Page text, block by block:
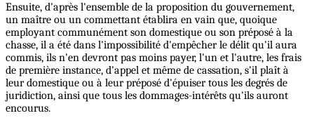
Ensuite, d'après l'ensemble de la proposition du gouvernement,
un maître ou un commettant établira en vain que, quoique
employant communément son domestique ou son préposé à la
chasse, il a été dans l'impossibilité d'empêcher le délit qu'il aura
commis, ils n'en devront pas moins payer, l'un et l'autre, les frais
de première instance, d'appel et même de cassation, s'il plaît à
leur domestique ou à leur préposé d'épuiser tous les degrés de
juridiction, ainsi que tous les dommages-intérêts qu'ils auront
encourus.